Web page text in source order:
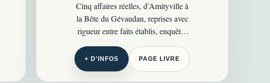
Cinq affaires réelles, d’Amityville à
la Bête du Gévaudan, reprises avec
rigueur entre faits établis, enquêtes
officielles et zones d’ombre
persistantes…
+ D'INFOS PAGE LIVRE